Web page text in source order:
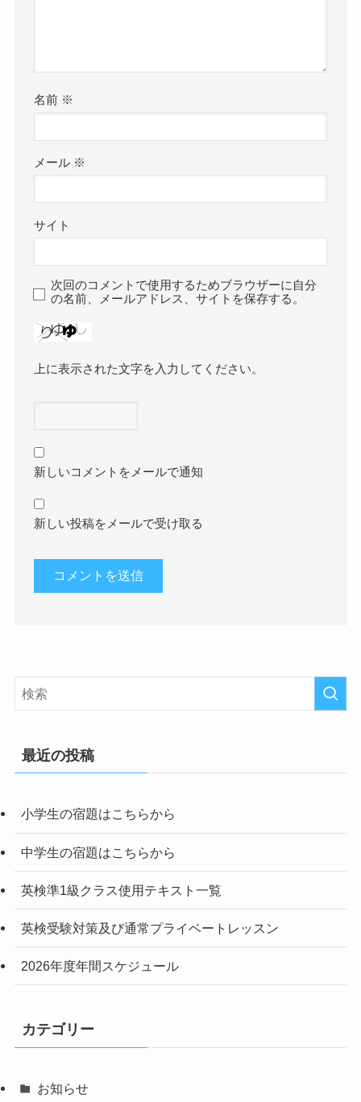
名前 ※
メール ※
サイト
次回のコメントで使用するためブラウザーに自分
の名前、メールアドレス、サイトを保存する。
上に表示された文字を入力してください。
新しいコメントをメールで通知
新しい投稿をメールで受け取る
最近の投稿
小学生の宿題はこちらから
中学生の宿題はこちらから
英検準1級クラス使用テキスト一覧
英検受験対策及び通常プライベートレッスン
2026年度年間スケジュール
カテゴリー
お知らせ